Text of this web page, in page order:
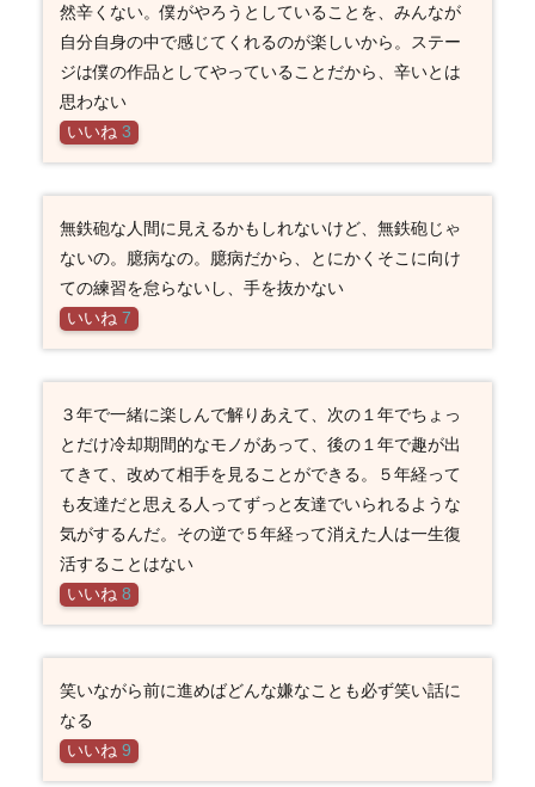
然辛くない。僕がやろうとしていることを、みんなが
自分自身の中で感じてくれるのが楽しいから。ステー
ジは僕の作品としてやっていることだから、辛いとは
思わない
いいね 3
無鉄砲な人間に見えるかもしれないけど、無鉄砲じゃ
ないの。臆病なの。臆病だから、とにかくそこに向け
ての練習を怠らないし、手を抜かない
いいね 7
３年で一緒に楽しんで解りあえて、次の１年でちょっ
とだけ冷却期間的なモノがあって、後の１年で趣が出
てきて、改めて相手を見ることができる。５年経って
も友達だと思える人ってずっと友達でいられるような
気がするんだ。その逆で５年経って消えた人は一生復
活することはない
いいね 8
笑いながら前に進めばどんな嫌なことも必ず笑い話に
なる
いいね 9